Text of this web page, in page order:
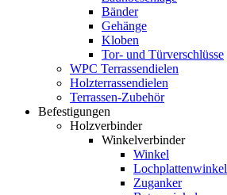
Bänder
Gehänge
Kloben
Tor- und Türverschlüsse
WPC Terrassendielen
Holzterrassendielen
Terrassen-Zubehör
Befestigungen
Holzverbinder
Winkelverbinder
Winkel
Lochplattenwinkel
Zuganker